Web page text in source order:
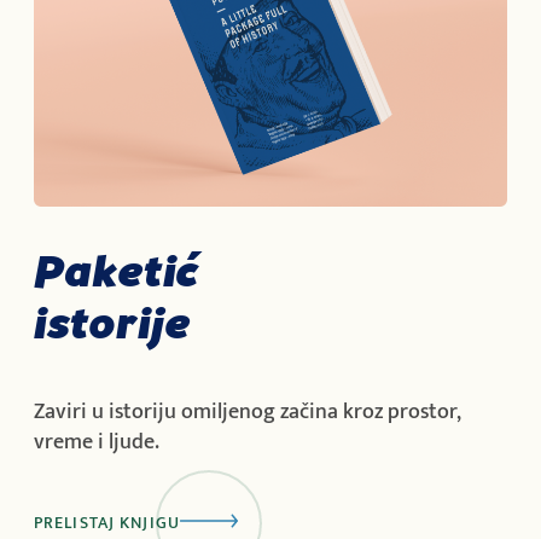
Paketić
istorije
Zaviri u istoriju omiljenog začina kroz prostor,
vreme i ljude.
PRELISTAJ KNJIGU